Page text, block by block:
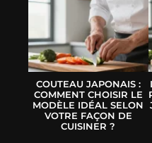
COUTEAU JAPONAIS :
COMMENT CHOISIR LE
MODÈLE IDÉAL SELON
VOTRE FAÇON DE
CUISINER ?